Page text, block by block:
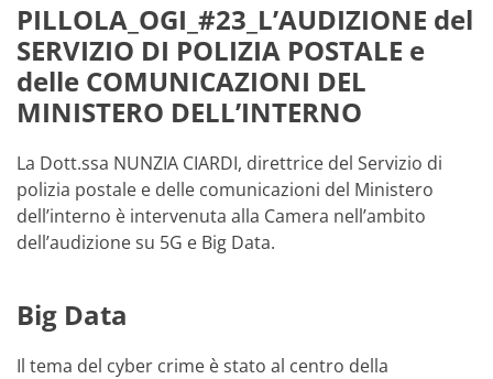
PILLOLA_OGI_#23_L’AUDIZIONE del
SERVIZIO DI POLIZIA POSTALE e
delle COMUNICAZIONI DEL
MINISTERO DELL’INTERNO
La Dott.ssa NUNZIA CIARDI, direttrice del Servizio di
polizia postale e delle comunicazioni del Ministero
dell’interno è intervenuta alla Camera nell’ambito
dell’audizione su 5G e Big Data.
Big Data
Il tema del cyber crime è stato al centro della